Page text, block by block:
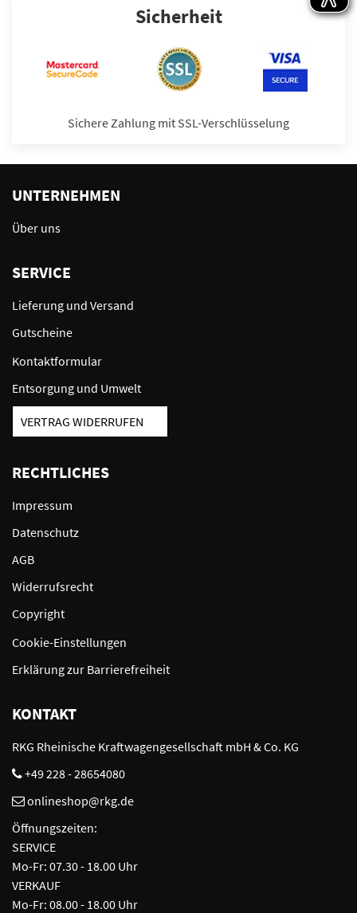
Sicherheit
Sichere Zahlung mit SSL-Verschlüsselung
UNTERNEHMEN
Über uns
SERVICE
Lieferung und Versand
Gutscheine
Kontaktformular
Entsorgung und Umwelt
VERTRAG WIDERRUFEN
RECHTLICHES
Impressum
Datenschutz
AGB
Widerrufsrecht
Copyright
Cookie-Einstellungen
Erklärung zur Barrierefreiheit
KONTAKT
RKG Rheinische Kraftwagengesellschaft mbH & Co. KG
+49 228 - 28654080
onlineshop@rkg.de
Öffnungszeiten:
SERVICE
Mo-Fr: 07.30 - 18.00 Uhr
VERKAUF
Mo-Fr: 08.00 - 18.00 Uhr